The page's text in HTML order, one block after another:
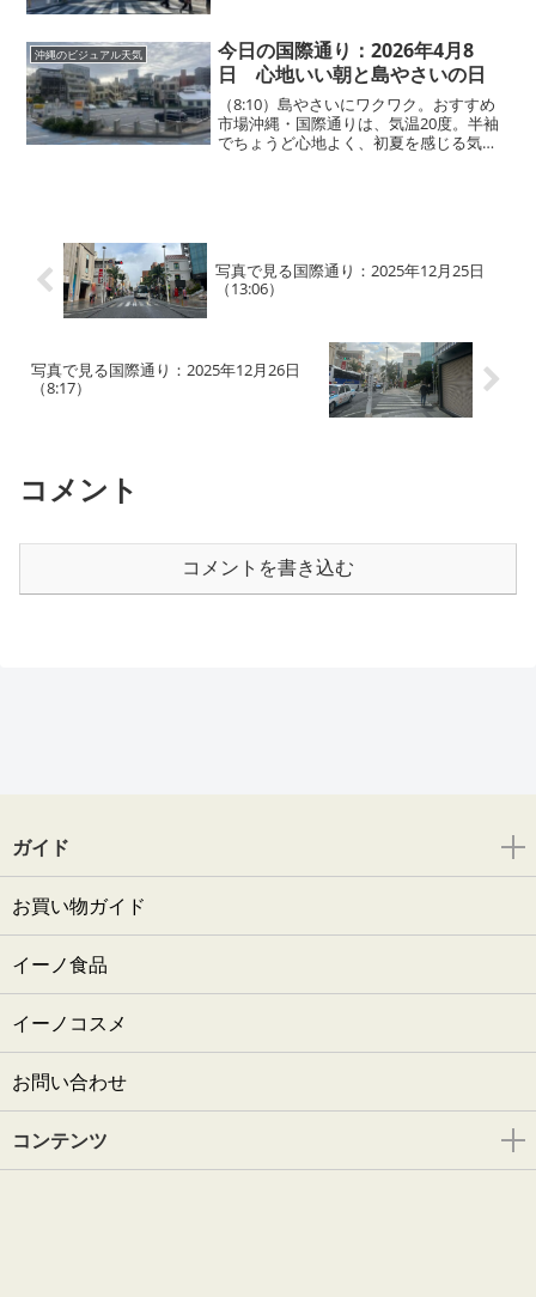
沖縄のビジュアル天気
今日の国際通り：2026年4月8
日 心地いい朝と島やさいの日
（8:10）島やさいにワクワク。おすすめ
市場沖縄・国際通りは、気温20度。半袖
でちょうど心地よく、初夏を感じる気候
写真で見る国際通り：2025年12月25日
（13:06）
写真で見る国際通り：2025年12月26日
（8:17）
コメント
コメントを書き込む
ガイド
お買い物ガイド
イーノ食品
イーノコスメ
お問い合わせ
コンテンツ